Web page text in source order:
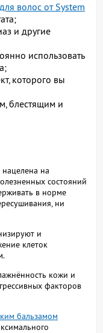
волос от System
и другие
использовать
которого вы
блестящим и
на
состояний
в норме
ни
и
клеток
кожи и
факторов
бальзамом